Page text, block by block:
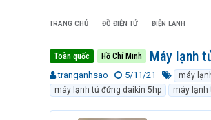
TRANG CHỦ ĐỒ ĐIỆN TỬ ĐIỆN LẠNH
Toàn quốc Hồ Chí Minh Máy lạnh
T
h
r
e
tranganhsao
N
g
à
y
5/11/21
ừ
k
h
máy
máy lạnh tủ đứng daikin 5hp
máy lạnh